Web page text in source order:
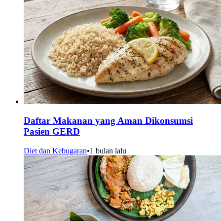
Daftar Makanan yang Aman Dikonsumsi
Pasien GERD
Diet dan Kebugaran•1 bulan lalu